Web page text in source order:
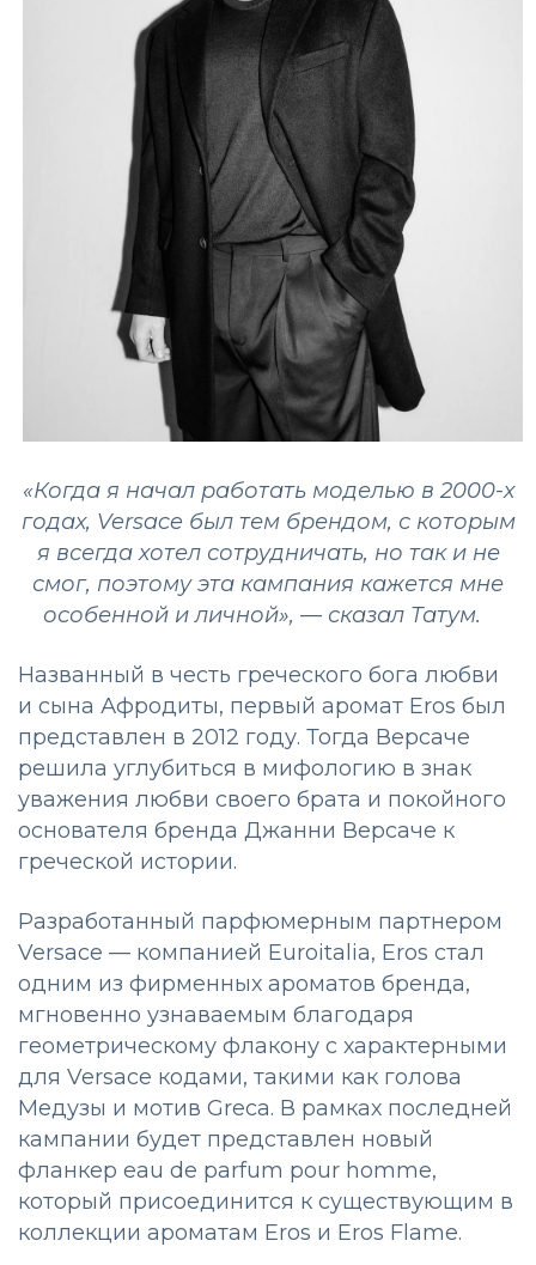
«Когда я начал работать моделью в 2000-х
годах, Versace был тем брендом, с которым
я всегда хотел сотрудничать, но так и не
смог, поэтому эта кампания кажется мне
особенной и личной», — сказал Татум.
Названный в честь греческого бога любви
и сына Афродиты, первый аромат Eros был
представлен в 2012 году. Тогда Версаче
решила углубиться в мифологию в знак
уважения любви своего брата и покойного
основателя бренда Джанни Версаче к
греческой истории.
Разработанный парфюмерным партнером
Versace — компанией Euroitalia, Eros стал
одним из фирменных ароматов бренда,
мгновенно узнаваемым благодаря
геометрическому флакону с характерными
для Versace кодами, такими как голова
Медузы и мотив Greca. В рамках последней
кампании будет представлен новый
фланкер eau de parfum pour homme,
который присоединится к существующим в
коллекции ароматам Eros и Eros Flame.